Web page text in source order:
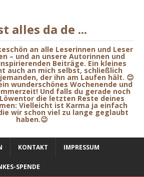
alles da de ...
an alle Leserinnen und Leser
– und an unsere Autorinnen und
Beiträge. Ein kleines
auch an mich selbst, schließlich
der ihn am Laufen hält. 😊
wunderschönes Wochenende und
Und falls du gerade noch
die letzten Reste deines
Vielleicht ist Karma ja einfach
wir schon viel zu lange geglaubt
haben.😉
KONTAKT IMPRESSUM
SPENDE